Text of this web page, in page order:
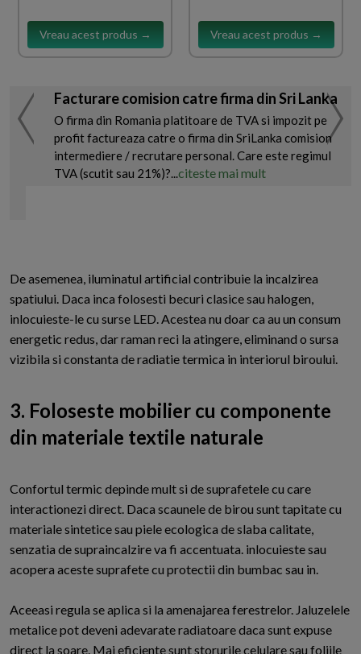
Vreau acest produs → Vreau acest produs →
Facturare comision catre firma din Sri Lanka
O firma din Romania platitoare de TVA si impozit pe
profit factureaza catre o firma din SriLanka comision
intermediere / recrutare personal. Care este regimul
TVA (scutit sau 21%)?...citeste mai mult
De asemenea, iluminatul artificial contribuie la incalzirea
spatiului. Daca inca folosesti becuri clasice sau halogen,
inlocuieste-le cu surse LED. Acestea nu doar ca au un consum
energetic redus, dar raman reci la atingere, eliminand o sursa
vizibila si constanta de radiatie termica in interiorul biroului.
3. Foloseste mobilier cu componente
din materiale textile naturale
Confortul termic depinde mult si de suprafetele cu care
interactionezi direct. Daca scaunele de birou sunt tapitate cu
materiale sintetice sau piele ecologica de slaba calitate,
senzatia de supraincalzire va fi accentuata. inlocuieste sau
acopera aceste suprafete cu protectii din bumbac sau in.
Aceeasi regula se aplica si la amenajarea ferestrelor. Jaluzelele
metalice pot deveni adevarate radiatoare daca sunt expuse
direct la soare. Mai eficiente sunt storurile celulare sau foliile